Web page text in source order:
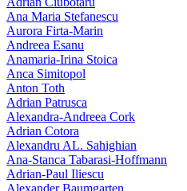
Ana Maria Stefanescu
Aurora Firta-Marin
Andreea Esanu
Anamaria-Irina Stoica
Anca Simitopol
Anton Toth
Adrian Patrusca
Alexandra-Andreea Cork
Adrian Cotora
Alexandru AL. Sahighian
Ana-Stanca Tabarasi-Hoffmann
Adrian-Paul Iliescu
Alexander Baumgarten